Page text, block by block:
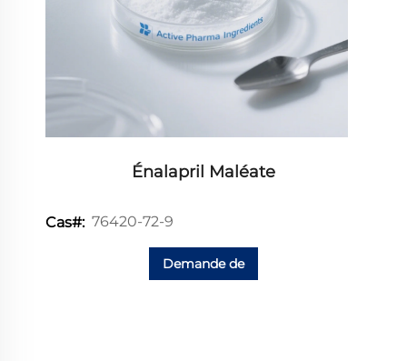
Énalapril Maléate
Cas#: 76420-72-9
Demande de